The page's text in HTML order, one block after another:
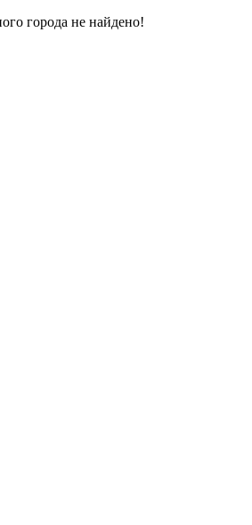
города не найдено!